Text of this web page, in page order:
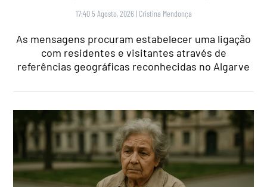
17:40 5 Agosto, 2026 | Cristina Mendonça
As mensagens procuram estabelecer uma ligação
com residentes e visitantes através de
referências geográficas reconhecidas no Algarve